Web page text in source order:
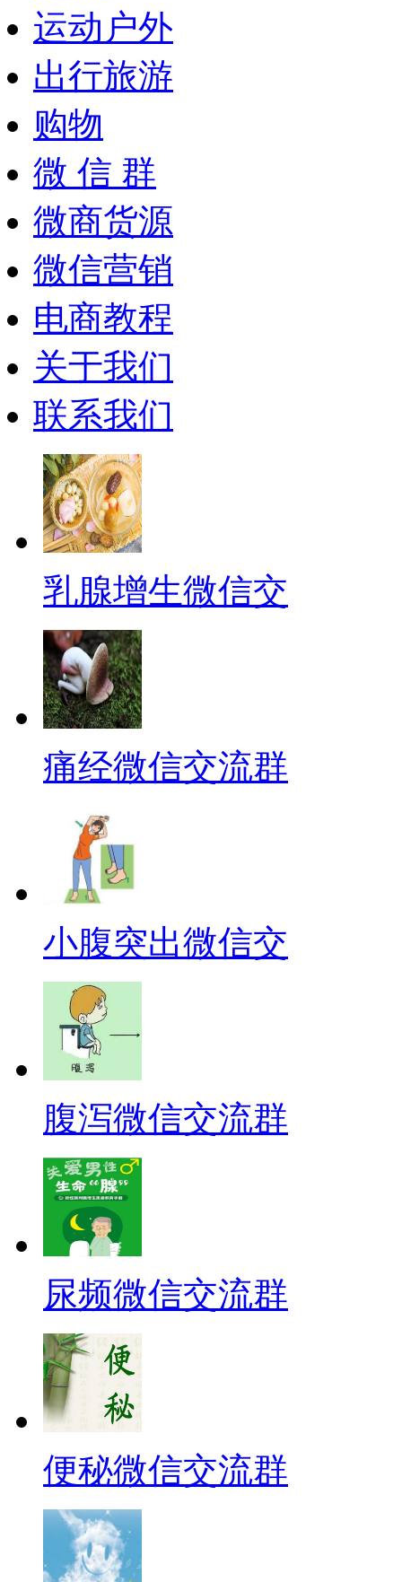
运动户外
出行旅游
购物
微 信 群
微商货源
微信营销
电商教程
关于我们
联系我们
乳腺增生微信交
痛经微信交流群
小腹突出微信交
腹泻微信交流群
尿频微信交流群
便秘微信交流群